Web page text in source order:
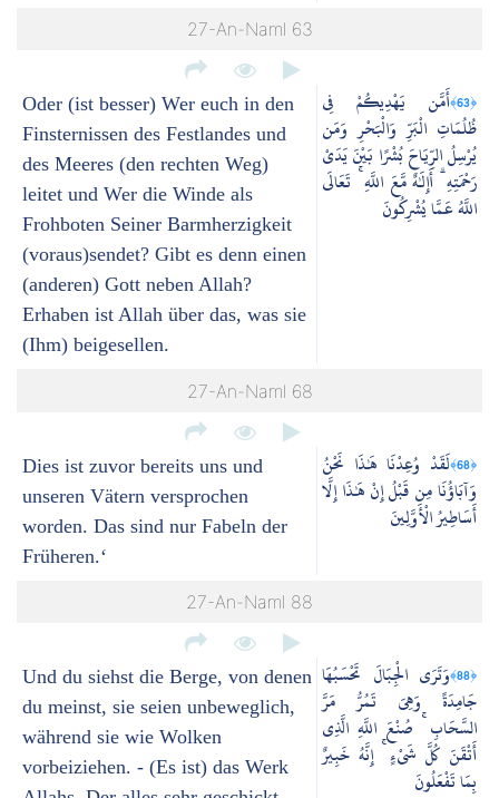
27-An-Naml 63
Oder (ist besser) Wer euch in den
Finsternissen des Festlandes und
des Meeres (den rechten Weg)
leitet und Wer die Winde als
Frohboten Seiner Barmherzigkeit
(voraus)sendet? Gibt es denn einen
(anderen) Gott neben Allah?
Erhaben ist Allah über das, was sie
(Ihm) beigesellen.
﴿63﴾
أَمَّن يَهْدِيكُمْ فِي
ظُلُمَاتِ الْبَرِّ وَالْبَحْرِ وَمَن
يُرْسِلُ الرِّيَاحَ بُشْرًا بَيْنَ يَدَيْ
رَحْمَتِهِ ۗ أَإِلَٰهٌ مَّعَ اللَّهِ ۚ تَعَالَى
اللَّهُ عَمَّا يُشْرِكُونَ
27-An-Naml 68
Dies ist zuvor bereits uns und
unseren Vätern versprochen
worden. Das sind nur Fabeln der
Früheren.‘
﴿68﴾
لَقَدْ وُعِدْنَا هَٰذَا نَحْنُ
وَآبَاؤُنَا مِن قَبْلُ إِنْ هَٰذَا إِلَّا
أَسَاطِيرُ الْأَوَّلِينَ
27-An-Naml 88
Und du siehst die Berge, von denen
du meinst, sie seien unbeweglich,
während sie wie Wolken
vorbeiziehen. - (Es ist) das Werk
﴿88﴾
وَتَرَى الْجِبَالَ تَحْسَبُهَا
جَامِدَةً وَهِيَ تَمُرُّ مَرَّ
السَّحَابِ ۚ صُنْعَ اللَّهِ الَّذِي
أَتْقَنَ كُلَّ شَيْءٍ ۚ إِنَّهُ خَبِيرٌ
بِمَا تَفْعَلُونَ